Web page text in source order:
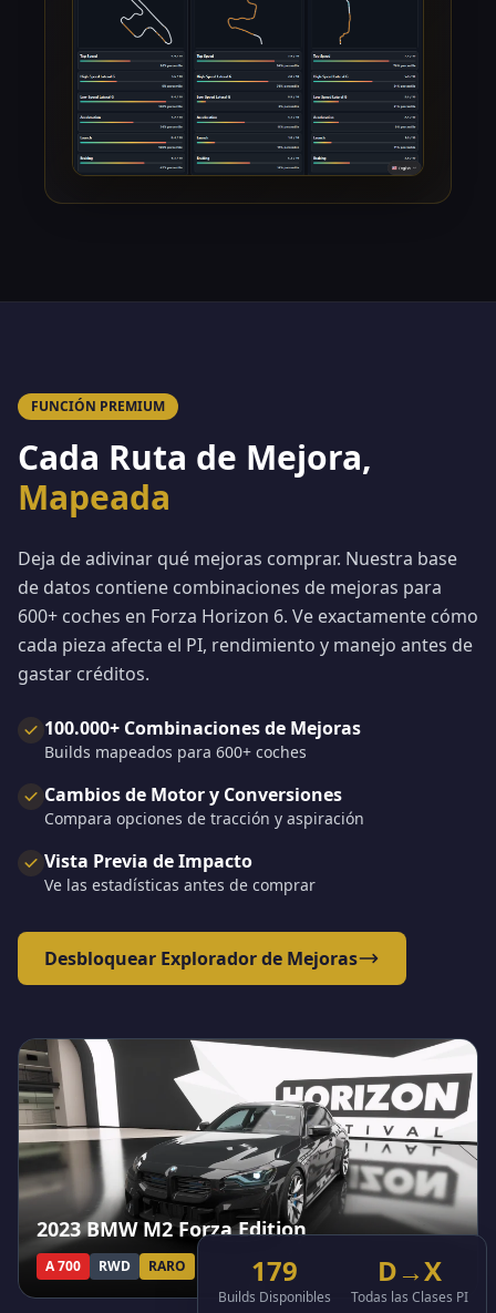
2023 BMW M2 Forza Edition
A 700 RWD RARO 179
Builds Disponibles
D→X
Todas las Clases PI
FUNCIÓN PREMIUM
Cada Ruta de Mejora,
Mapeada
Deja de adivinar qué mejoras comprar. Nuestra base
de datos contiene combinaciones de mejoras para
600+ coches en Forza Horizon 6. Ve exactamente cómo
cada pieza afecta el PI, rendimiento y manejo antes de
gastar créditos.
100.000+ Combinaciones de Mejoras
Builds mapeados para 600+ coches
Cambios de Motor y Conversiones
Compara opciones de tracción y aspiración
Vista Previa de Impacto
Ve las estadísticas antes de comprar
Desbloquear Explorador de Mejoras